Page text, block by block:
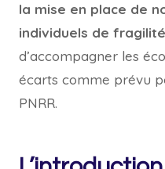
la mise en place de
individuels de fragilité
d’accompagner les
écarts comme prévu
PNRR.